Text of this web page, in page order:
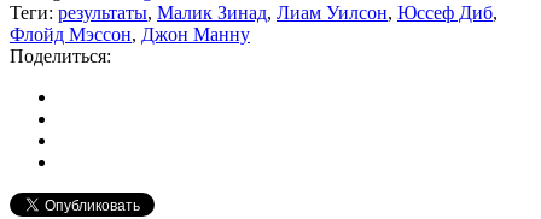
Теги: результаты, Малик Зинад, Лиам Уилсон, Юссеф Диб,
Флойд Мэссон, Джон Манну
Поделиться: